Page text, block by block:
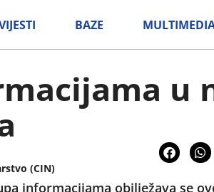
BAZE
u
(CIN)
informacijama obilježava se